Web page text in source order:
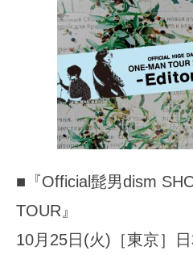
■『Official髭男dism
TOUR』
10月25日(火)［東京］